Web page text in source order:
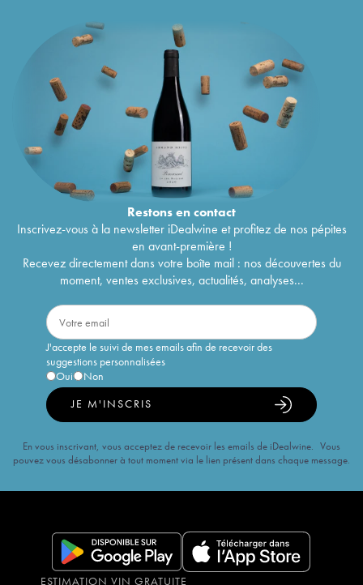
Restons encontact
Inscrivez-vous à la newsletter iDealwine et profitez de nos pépites
en avant-première !
Recevez directement dans votre boîte mail : nos découvertes du
moment, ventes exclusives, actualités, analyses...
J'accepte le suivi de mes emails afin de recevoir des
suggestions personnalisées
Oui
Non
JE M'INSCRIS
En vous inscrivant, vous acceptez de recevoir les emails de iDealwine. Vous
pouvez vous désabonner à tout moment via le lien présent dans chaque message.
ESTIMATION VIN GRATUITE